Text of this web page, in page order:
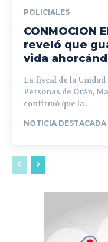
POLICIALES
CONMOCION
reveló que
vida
La fiscal de la
Personas de Orán,
confirmó que la...
NOTICIA DESTACADA